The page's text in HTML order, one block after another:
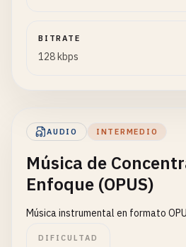
BITRATE
128 kbps
AUDIO INTERMEDIO
Música de
Enfoque (OPUS)
Música instrumental en formato
DIFICULTAD